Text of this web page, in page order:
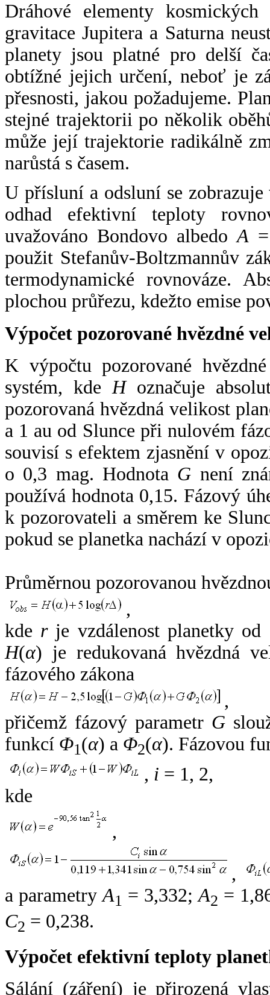
Dráhové elementy
gravitace Jupitera a Saturna
planety jsou platné pro delší
obtížné jejich určení, neboť je
přesnosti, jakou požadujeme.
stejné trajektorii po několik
může její trajektorie radikálně
narůstá s časem.
U přísluní a odsluní se
odhad efektivní teploty
uvažováno Bondovo albedoA
použit Stefanův-Boltzmannův
termodynamické rovnováze.
plochou průřezu, kdežto emise
Výpočet pozorované hvězdné
K výpočtu pozorované
systém, kde Hoznačuje
pozorovaná hvězdná velikost
a 1 au od Slunce při nulovém
souvisí s efektem zjasnění v
o 0,3 mag. Hodnota G není
používá hodnota 0,15. Fázový
k pozorovateli a směrem ke
pokud se planetka nachází v
Průměrnou pozorovanou
,
kde rje vzdálenost planetky od
H(α) je redukovaná hvězdná
fázového zákona
,
přičemž fázový parametr G
funkcí Φ1(α) a Φ2(α). Fázovou
, i = 1, 2,
kde
,
,
a parametryA1 = 3,332;A2 =
C2 = 0,238.
Výpočet efektivní teploty
Sálání (záření) je přirozená